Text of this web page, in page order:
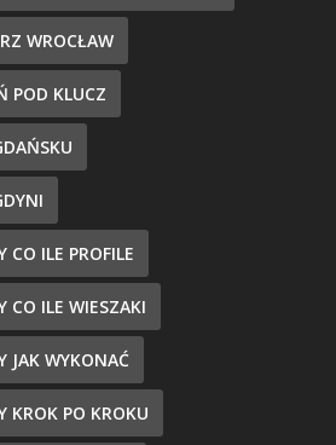
WROCŁAW
POD KLUCZ
CO ILE PROFILE
CO ILE WIESZAKI
JAK WYKONAĆ
KROK PO KROKU